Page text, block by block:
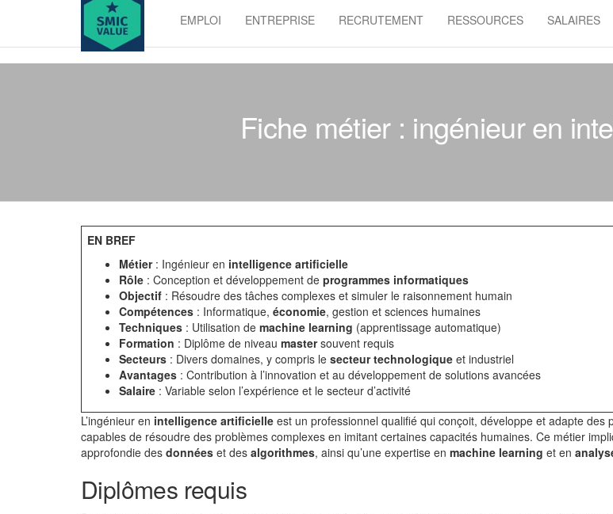
value
EMPLOI ENTREPRISE RECRUTEMENT RESSOURCES SALAIRES
Fiche métier : ingénieur en
EN BREF
Métier: Ingénieur en intelligence artificielle
Rôle : Conception et développement de programmes informatiques
Objectif : Résoudre des tâches complexes et simuler le raisonnement humain
Compétences : Informatique, économie, gestion et sciences humaines
Techniques : Utilisation de machine learning (apprentissage automatique)
Formation : Diplôme de niveau mastersouvent requis
Secteurs : Divers domaines, y compris le secteur technologique et industriel
Avantages : Contribution à l’innovation et au développement de solutions avancées
Salaire : Variable selon l’expérience et le secteur d’activité
L’ingénieur en intelligence artificielle est un professionnel qualifié qui conçoit, développe et adapte des
capables de résoudre des problèmes complexes en imitant certaines capacités humaines. Ce métier
approfondie des données et des algorithmes, ainsi qu’une expertise en machine learning et en
Diplômes requis